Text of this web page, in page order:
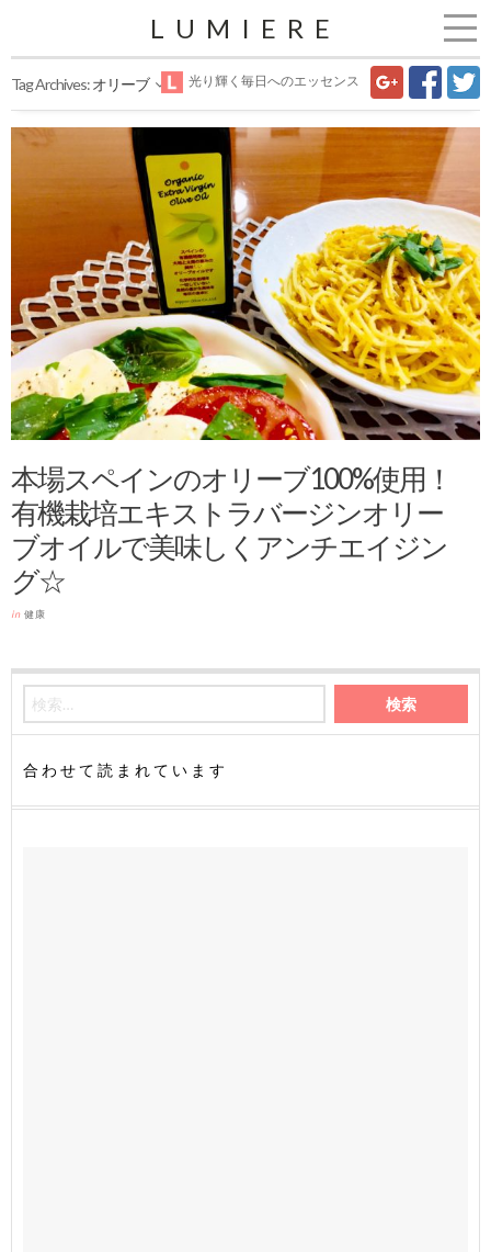
LUMIERE
光り輝く毎日へのエッセンス
Tag Archives:オリーブ
本場スペインのオリーブ100%使用！
有機栽培エキストラバージンオリー
ブオイルで美味しくアンチエイジン
グ☆
in 健康
合わせて読まれています